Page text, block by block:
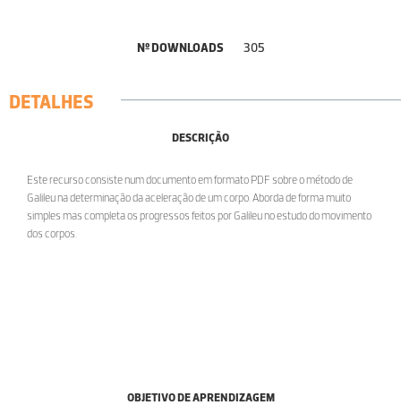
Nº DOWNLOADS 305
DETALHES
DESCRIÇÃO
Este recurso consiste num documento em formato PDF sobre o método de
Galileu na determinação da aceleração de um corpo. Aborda de forma muito
simples mas completa os progressos feitos por Galileu no estudo do movimento
dos corpos.
OBJETIVO DE APRENDIZAGEM